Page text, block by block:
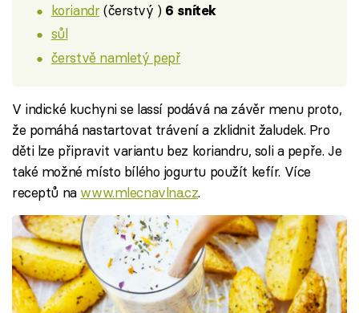
koriandr(čerstvý ) 6 snítek
sůl
čerstvě namletý pepř
V indické kuchyni se lassí podává na závěr menu proto,
že pomáhá nastartovat trávení a zklidnit žaludek. Pro
děti lze připravit variantu bez koriandru, soli a pepře. Je
také možné místo bílého jogurtu použít kefír. Více
receptů na www.mlecnavlna.cz.